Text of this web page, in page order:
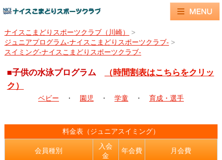
ナイスこまどりスポーツクラブ（川崎）
>
ジュニアプログラム-ナイスこまどりスポーツクラブ- >
スイミング-ナイスこまどりスポーツクラブ-
■子供の水泳プログラム
（時間割表はこちらをクリッ
ク）
ベビー ・ 園児 ・ 学童 ・ 育成・選手
料金表（ジュニアスイミング）
会員種別
入会
金
年会費 月会費